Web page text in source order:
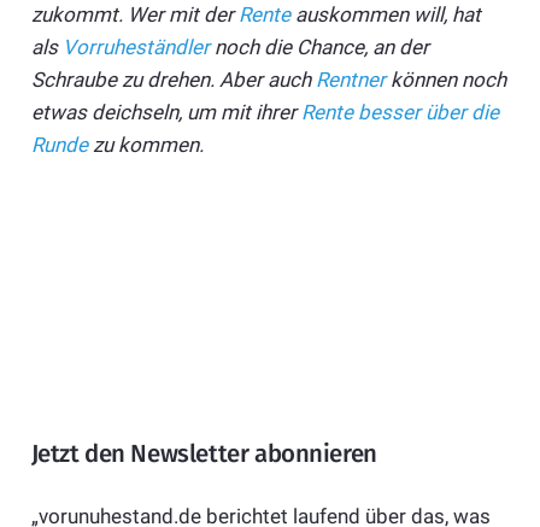
zukommt. Wer mit derRenteauskommen will, hat
als Vorruheständlernoch die Chance, an der
Schraube zu drehen. Aber auch Rentnerkönnen noch
etwas deichseln, um mit ihrerRente besser über die
Rundezu kommen.
Jetzt den Newsletter abonnieren
„vorunuhestand.de berichtet laufend über das, was